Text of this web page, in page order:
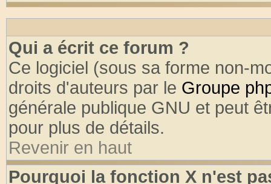
Qui a écrit ce forum ?
Ce logiciel (sous sa forme non-
droits d'auteurs par le Groupe
générale publique GNU et peut
pour plus de détails.
Revenir en haut
Pourquoi la fonction X n'est